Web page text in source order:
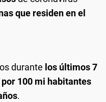
que residen en el
durante los últimos 7
100 mi habitantes
.